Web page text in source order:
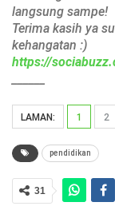
langsung sampe!
Terima kasih ya
kehangatan :)
https://
LAMAN: 1 2
pendidikan
31